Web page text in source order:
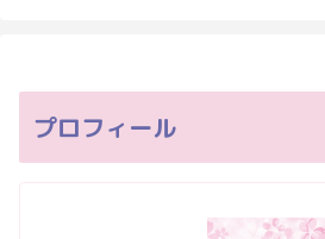
プロフィール